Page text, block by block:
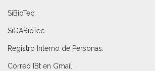
SiBioTec
SiGABioTec.
Registro Interno de Personas
Correo IBt en Gmail